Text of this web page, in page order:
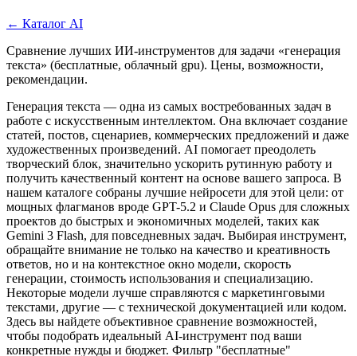
← Каталог AI
Сравнение лучших ИИ-инструментов для задачи «генерация
текста» (бесплатные, облачный gpu). Цены, возможности,
рекомендации.
Генерация текста — одна из самых востребованных задач в
работе с искусственным интеллектом. Она включает создание
статей, постов, сценариев, коммерческих предложений и даже
художественных произведений. AI помогает преодолеть
творческий блок, значительно ускорить рутинную работу и
получить качественный контент на основе вашего запроса. В
нашем каталоге собраны лучшие нейросети для этой цели: от
мощных флагманов вроде GPT-5.2 и Claude Opus для сложных
проектов до быстрых и экономичных моделей, таких как
Gemini 3 Flash, для повседневных задач. Выбирая инструмент,
обращайте внимание не только на качество и креативность
ответов, но и на контекстное окно модели, скорость
генерации, стоимость использования и специализацию.
Некоторые модели лучше справляются с маркетинговыми
текстами, другие — с технической документацией или кодом.
Здесь вы найдете объективное сравнение возможностей,
чтобы подобрать идеальный AI-инструмент под ваши
конкретные нужды и бюджет. Фильтр "бесплатные"